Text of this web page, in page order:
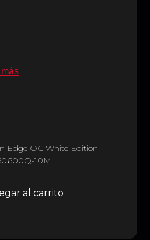
Edge OC White Edition |
10M
al carrito